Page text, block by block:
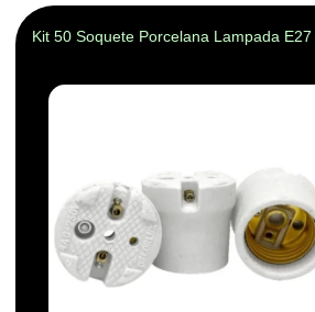
Kit 50 Soquete Porcelana Lampada E27